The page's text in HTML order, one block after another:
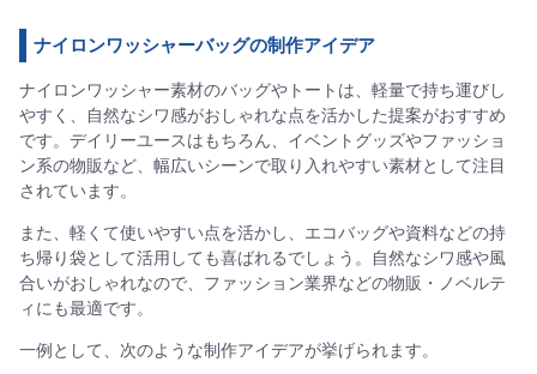
ナイロンワッシャーバッグの制作アイデア
ナイロンワッシャー素材のバッグやトートは、軽量で持ち運びし
やすく、自然なシワ感がおしゃれな点を活かした提案がおすすめ
です。デイリーユースはもちろん、イベントグッズやファッショ
ン系の物販など、幅広いシーンで取り入れやすい素材として注目
されています。
また、軽くて使いやすい点を活かし、エコバッグや資料などの持
ち帰り袋として活用しても喜ばれるでしょう。自然なシワ感や風
合いがおしゃれなので、ファッション業界などの物販・ノベルテ
ィにも最適です。
一例として、次のような制作アイデアが挙げられます。